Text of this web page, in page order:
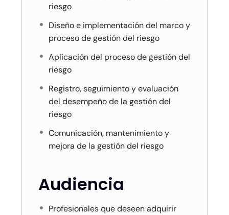
riesgo
Diseño e implementación del marco y
proceso de gestión del riesgo
Aplicación del proceso de gestión del
riesgo
Registro, seguimiento y evaluación
del desempeño de la gestión del
riesgo
Comunicación, mantenimiento y
mejora de la gestión del riesgo
Audiencia
Profesionales que deseen adquirir